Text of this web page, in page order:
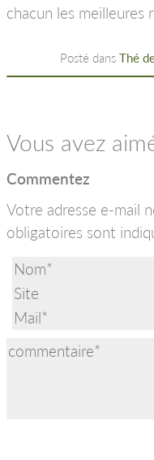
chacun les meilleures
Posté dans Thé
Vous avez
Commentez
Votre adresse e-mail
obligatoires sont